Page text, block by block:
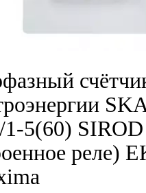
1-5(60) SIROD
реле)